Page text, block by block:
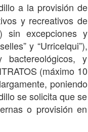
a la provisión de
y recreativos de
sin excepciones y
y “Urricelqui”),
y
(máximo 10
poniendo
se solicita que se
o provisión en